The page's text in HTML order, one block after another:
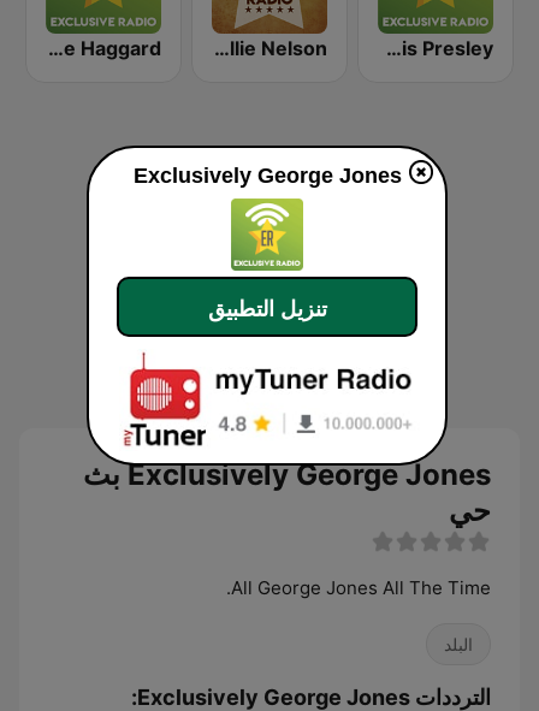
Exclusively Elvis Presley
Country Music Radio - Willie Nelson
Exclusively Merle Haggard
Exclusively George Jones بث
حي
All George Jones All The Time.
البلد
الترددات Exclusively George Jones:
Exclusively George Jones
تنزيل التطبيق